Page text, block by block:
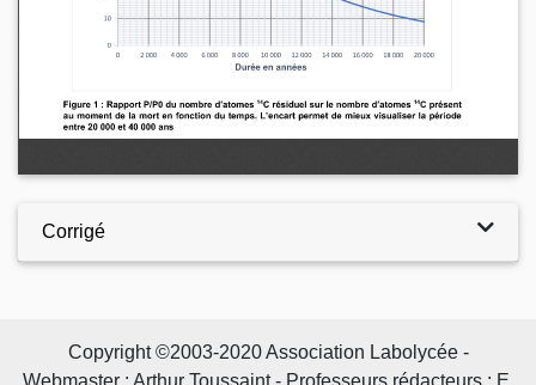
Corrigé
Copyright ©2003-2020 Association Labolycée -